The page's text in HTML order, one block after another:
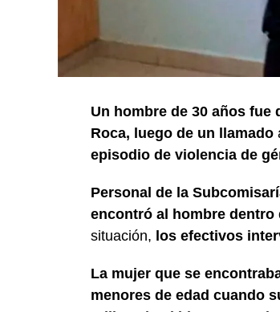
Un hombre de 30 años fue
Roca, luego de un llamado
episodio de violencia de
Personal de la
encontró al hombre
situación, los efectivos
La mujer que se
menores de edad cuando